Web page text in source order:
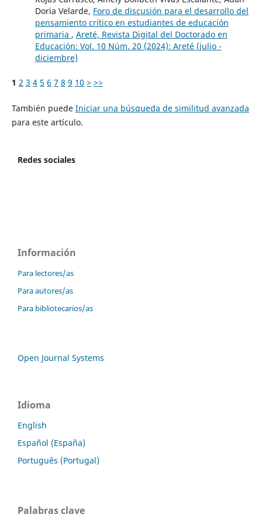
Doria Velarde, Foro de discusión para el desarrollo del
pensamiento crítico en estudiantes de educación
primaria , Areté, Revista Digital del Doctorado en
Educación: Vol. 10 Núm. 20 (2024): Areté (julio -
diciembre)
1 2 3 4 5 6 7 8 9 10 > >>
También puede Iniciar una búsqueda de similitud avanzada
para este artículo.
Redes sociales
Información
Para lectores/as
Para autores/as
Para bibliotecarios/as
Open Journal Systems
Idioma
English
Español (España)
Português (Portugal)
Palabras clave